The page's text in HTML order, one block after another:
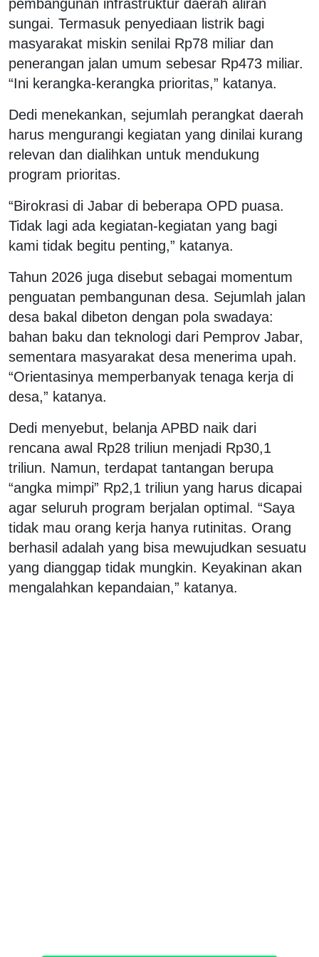
pembangunan infrastruktur daerah aliran
sungai. Termasuk penyediaan listrik bagi
masyarakat miskin senilai Rp78 miliar dan
penerangan jalan umum sebesar Rp473 miliar.
“Ini kerangka-kerangka prioritas,” katanya.
Dedi menekankan, sejumlah perangkat daerah
harus mengurangi kegiatan yang dinilai kurang
relevan dan dialihkan untuk mendukung
program prioritas.
“Birokrasi di Jabar di beberapa OPD puasa.
Tidak lagi ada kegiatan-kegiatan yang bagi
kami tidak begitu penting,” katanya.
Tahun 2026 juga disebut sebagai momentum
penguatan pembangunan desa. Sejumlah jalan
desa bakal dibeton dengan pola swadaya:
bahan baku dan teknologi dari Pemprov Jabar,
sementara masyarakat desa menerima upah.
“Orientasinya memperbanyak tenaga kerja di
desa,” katanya.
Dedi menyebut, belanja APBD naik dari
rencana awal Rp28 triliun menjadi Rp30,1
triliun. Namun, terdapat tantangan berupa
“angka mimpi” Rp2,1 triliun yang harus dicapai
agar seluruh program berjalan optimal. “Saya
tidak mau orang kerja hanya rutinitas. Orang
berhasil adalah yang bisa mewujudkan sesuatu
yang dianggap tidak mungkin. Keyakinan akan
mengalahkan kepandaian,” katanya.